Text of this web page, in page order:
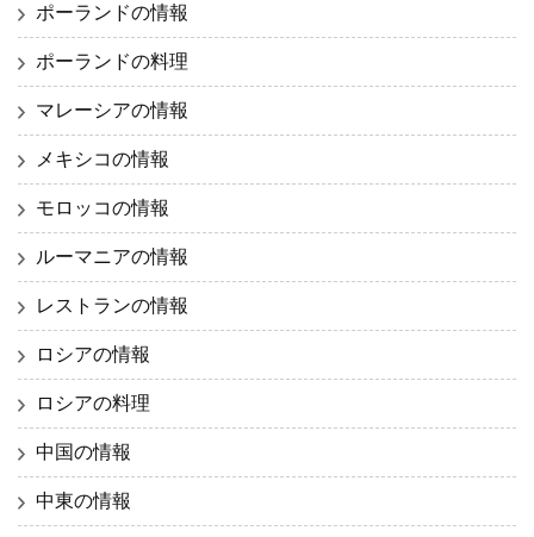
ポーランドの情報
ポーランドの料理
マレーシアの情報
メキシコの情報
モロッコの情報
ルーマニアの情報
レストランの情報
ロシアの情報
ロシアの料理
中国の情報
中東の情報